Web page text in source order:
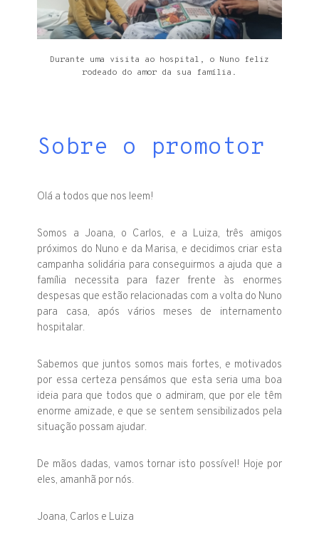
Durante uma visita ao hospital, o Nuno feliz
rodeado do amor da sua família.
Sobre o promotor
Olá a todos que nos leem!
Somos a Joana, o Carlos, e a Luiza, três amigos
próximos do Nuno e da Marisa, e decidimos criar esta
campanha solidária para conseguirmos a ajuda que a
família necessita para fazer frente às enormes
despesas que estão relacionadas com a volta do Nuno
para casa, após vários meses de internamento
hospitalar.
Sabemos que juntos somos mais fortes, e motivados
por essa certeza pensámos que esta seria uma boa
ideia para que todos que o admiram, que por ele têm
enorme amizade, e que se sentem sensibilizados pela
situação possam ajudar.
De mãos dadas, vamos tornar isto possível! Hoje por
eles, amanhã por nós.
Joana, Carlos e Luiza